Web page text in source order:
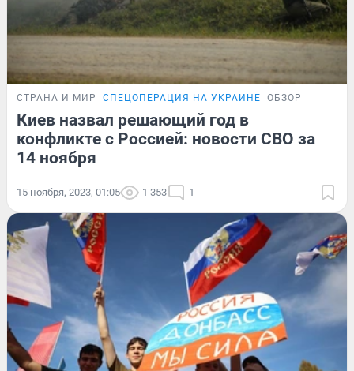
СТРАНА И МИР СПЕЦОПЕРАЦИЯ НА УКРАИНЕ ОБЗОР
Киев назвал решающий год в
конфликте с Россией: новости СВО за
14 ноября
15 ноября, 2023, 01:05 1 353 1